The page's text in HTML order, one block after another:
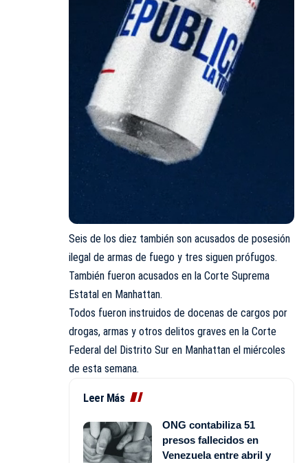
Seis de los diez también son acusados de posesión
ilegal de armas de fuego y tres siguen prófugos.
También fueron acusados en la Corte Suprema
Estatal en Manhattan.
Todos fueron instruidos de docenas de cargos por
drogas, armas y otros delitos graves en la Corte
Federal del Distrito Sur en Manhattan el miércoles
de esta semana.
Leer Más
ONG contabiliza 51
presos fallecidos en
Venezuela entre abril y